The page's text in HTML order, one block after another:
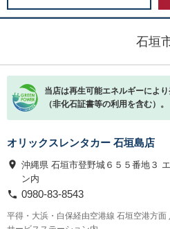
石垣
当店は再生可能エネルギーによ
（非化石証書等の利用を含む）。
オリックスレンタカー 石垣島店
沖縄県 石垣市登野城６５５番地３
ン内
0980-83-8543
平得・大浜・白保経由空港線 石垣空港方